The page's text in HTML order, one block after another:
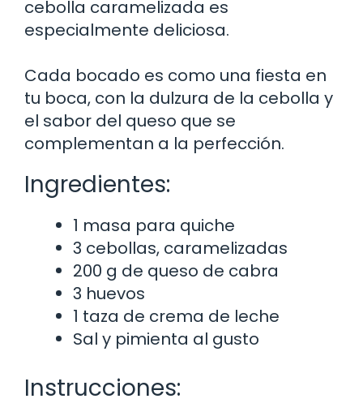
cebolla caramelizada es
especialmente deliciosa.
Cada bocado es como una fiesta en
tu boca, con la dulzura de la cebolla y
el sabor del queso que se
complementan a la perfección.
Ingredientes:
1 masa para quiche
3 cebollas, caramelizadas
200 g de queso de cabra
3 huevos
1 taza de crema de leche
Sal y pimienta al gusto
Instrucciones: